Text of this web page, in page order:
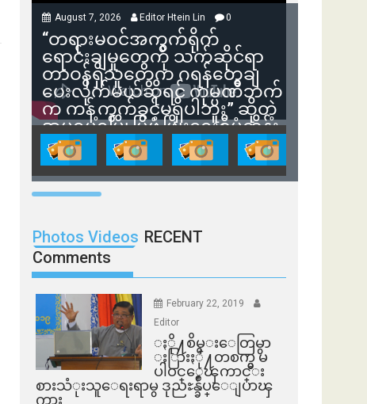
August 7, 2026 Editor Htein Lin 0
“တရားမဝင်အကွက်ရိုက်
ရောင်းချမှုတွေကို သက်ဆိုင်ရာ
တာဝန်ရှိသူတွေက ဂရန်တွေချ
ပေးလိုက်မယ်ဆိုရင် ကုမ္ပဏီဘက်
က ကန့်ကွက်ခွင့်မရှိပါဘူး” ဆိုတဲ့
အမရပူရမြို့ပြဖွံ့ဖြိုးရေးစီမံကိန်း
ဒါရိုက်တာ ဦးဇော်ရဲဝင်းနဲ့ တွေ့ဆုံ
ခြင်း
Photos Videos RECENT
Comments
February 22, 2019
Editor
ႏို႔စိမ္းေတြမွာ
ႏြားႏို႔တစက္မွ မ
ပါဝင္ေၾကာင္း
စားသံုးသူေရးရာမွ ဒုညႊန္ခ်ဳပ္ေျပာၾ
ကား